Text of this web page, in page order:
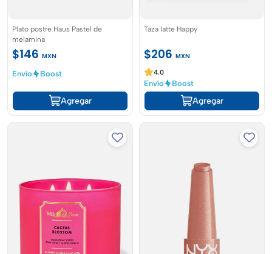
Plato postre Haus Pastel de
melamina
$146 MXN
Envío
Boost
Agregar
Taza latte Happy
$206 MXN
4.0
Envío Boost
Agregar